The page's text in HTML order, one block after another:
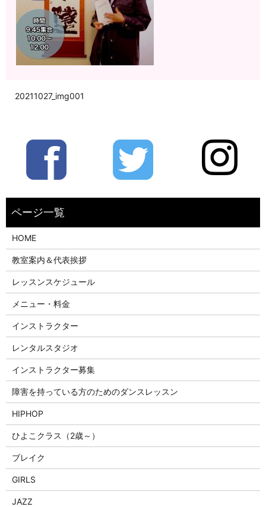
20211027_img001
HOME
教室案内＆代表挨拶
レッスンスケジュール
メニュー・料金
インストラクター
レンタルスタジオ
インストラクター募集
障害を持っている方のためのダンスレッスン
HIPHOP
ひよこクラス（2歳～）
ブレイク
GIRLS
JAZZ